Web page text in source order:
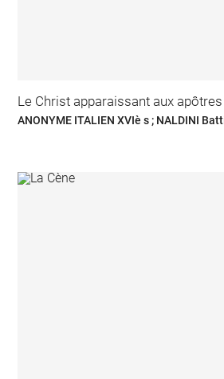
Le Christ apparaissant aux apôtres